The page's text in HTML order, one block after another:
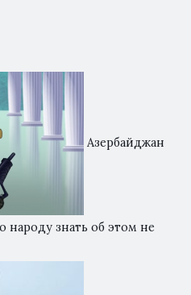
Азербайджан
народу знать об этом не